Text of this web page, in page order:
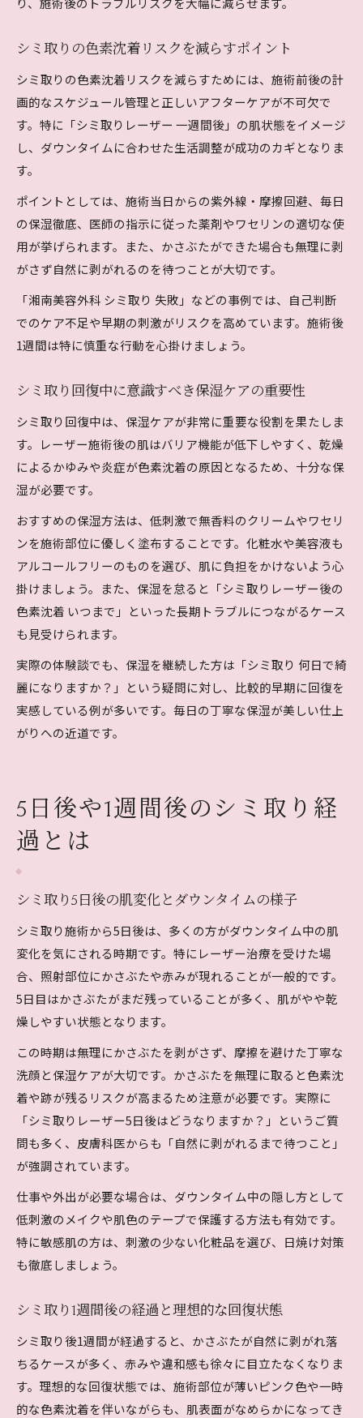
シミ取りの色素沈着リスクを減らすポイント
シミ取りの色素沈着リスクを減らすためには、施術前後の計
画的なスケジュール管理と正しいアフターケアが不可欠で
す。特に「シミ取りレーザー 一週間後」の肌状態をイメージ
し、ダウンタイムに合わせた生活調整が成功のカギとなりま
す。
ポイントとしては、施術当日からの紫外線・摩擦回避、毎日
の保湿徹底、医師の指示に従った薬剤やワセリンの適切な使
用が挙げられます。また、かさぶたができた場合も無理に剥
がさず自然に剥がれるのを待つことが大切です。
「湘南美容外科 シミ取り 失敗」などの事例では、自己判断
でのケア不足や早期の刺激がリスクを高めています。施術後
1週間は特に慎重な行動を心掛けましょう。
シミ取り回復中に意識すべき保湿ケアの重要性
シミ取り回復中は、保湿ケアが非常に重要な役割を果たしま
す。レーザー施術後の肌はバリア機能が低下しやすく、乾燥
によるかゆみや炎症が色素沈着の原因となるため、十分な保
湿が必要です。
おすすめの保湿方法は、低刺激で無香料のクリームやワセリ
ンを施術部位に優しく塗布することです。化粧水や美容液も
アルコールフリーのものを選び、肌に負担をかけないよう心
掛けましょう。また、保湿を怠ると「シミ取りレーザー後の
色素沈着 いつまで」といった長期トラブルにつながるケース
も見受けられます。
実際の体験談でも、保湿を継続した方は「シミ取り 何日で綺
麗になりますか？」という疑問に対し、比較的早期に回復を
実感している例が多いです。毎日の丁寧な保湿が美しい仕上
がりへの近道です。
5日後や1週間後のシミ取り経
過とは
シミ取り5日後の肌変化とダウンタイムの様子
シミ取り施術から5日後は、多くの方がダウンタイム中の肌
変化を気にされる時期です。特にレーザー治療を受けた場
合、照射部位にかさぶたや赤みが現れることが一般的です。
5日目はかさぶたがまだ残っていることが多く、肌がやや乾
燥しやすい状態となります。
この時期は無理にかさぶたを剥がさず、摩擦を避けた丁寧な
洗顔と保湿ケアが大切です。かさぶたを無理に取ると色素沈
着や跡が残るリスクが高まるため注意が必要です。実際に
「シミ取りレーザー5日後はどうなりますか？」というご質
問も多く、皮膚科医からも「自然に剥がれるまで待つこと」
が強調されています。
仕事や外出が必要な場合は、ダウンタイム中の隠し方として
低刺激のメイクや肌色のテープで保護する方法も有効です。
特に敏感肌の方は、刺激の少ない化粧品を選び、日焼け対策
も徹底しましょう。
シミ取り1週間後の経過と理想的な回復状態
シミ取り後1週間が経過すると、かさぶたが自然に剥がれ落
ちるケースが多く、赤みや違和感も徐々に目立たなくなりま
す。理想的な回復状態では、施術部位が薄いピンク色や一時
的な色素沈着を伴いながらも、肌表面がなめらかになってき